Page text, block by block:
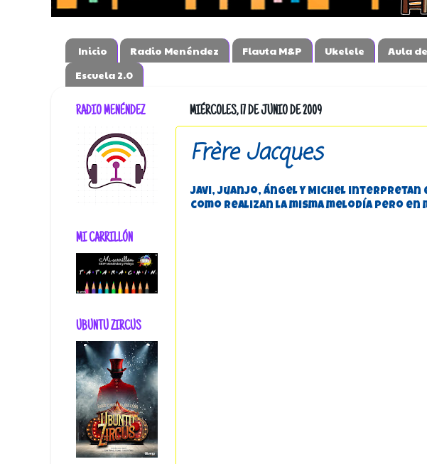
Inicio Radio Menéndez Flauta M&P Ukelele Aula
Escuela 2.0
MIÉRCOLES, 17 DE JUNIO DE 2009
Frère Jacques
Javi, Juanjo, Ángel y Michel interpretan
como realizan la misma melodía pero
RADIO MENÉNDEZ
MI CARRILLÓN
UBUNTU ZIRCUS